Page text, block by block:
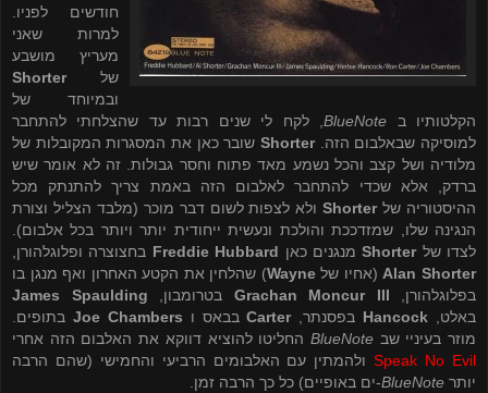
חודשים לפניו.
למרות שאני
מעריץ מושבע
שלShorter
ובמיוחד של
הקלטותיו ב BlueNote, לקח לי שנים רבות עד שהצלחתי להתחבר
למוסיקה שבאלבום הזה.Shorter שובר כאן את המסגרות המקובלות של
מלודיה ושל קצב והכל נשמע מאד פתוח וחסר גבולות. זה לא אומר שיש
ברדק, אלא שכדי להתחבר לאלבום הזה באמת צריך להתנתק מכל
ההיסטוריה שלShorterולא לצפות לשום דבר מוכר (מלבד הצליל וצורת
הנגינה שלו, שמזדככת והולכת ונעשית ייחודית יותר ויותר בכל אלבום).
לצדו שלShorterמנגנים כאן Freddie Hubbard בחצוצרה ופלוגלהורן,
Alan Shorter (אחיו שלWayne) שהלחין את הקטע האחרון ואף מנגן בו
בפלוגלהורן, Grachan Moncur III בטרומבון, James Spaulding
באלט, Hancock בפסנתר,Carterבבאס ו Joe Chambers בתופים.
מוזר בעיניי שבBlueNote החליטו להוציא דווקא את האלבום הזה אחרי
Speak No Evilולהמתין עם האלבומים הרביעי והחמישי (שהם הרבה
יותר BlueNote-ים באופיים) כל כך הרבה זמן.